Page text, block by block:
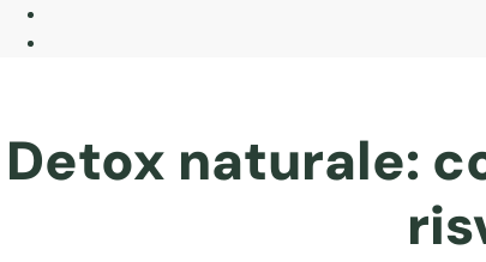
Detox naturale: